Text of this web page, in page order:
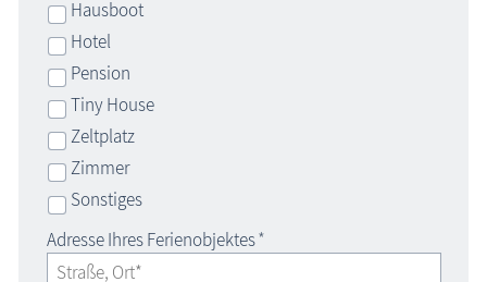
Hausboot
Hotel
Pension
Tiny House
Zeltplatz
Zimmer
Sonstiges
Adresse Ihres Ferienobjektes*